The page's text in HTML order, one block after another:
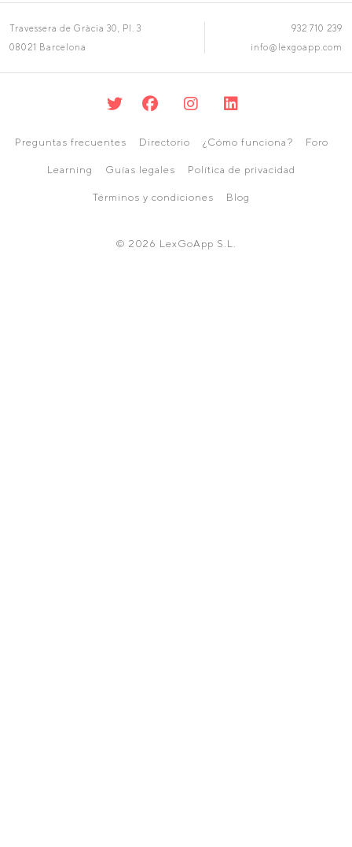
Travessera de Gràcia 30, Pl. 3
08021 Barcelona
932 710 239
info@lexgoapp.com
Preguntas frecuentes Directorio ¿Cómo funciona? Foro
Learning Guías legales Política de privacidad
Términos y condiciones Blog
© 2026 LexGoApp S.L.